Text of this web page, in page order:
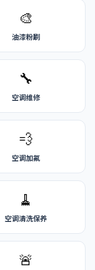
🎨
油漆粉刷
🔧
空调维修
💨
空调加氟
🧹
空调清洗保养
🚨